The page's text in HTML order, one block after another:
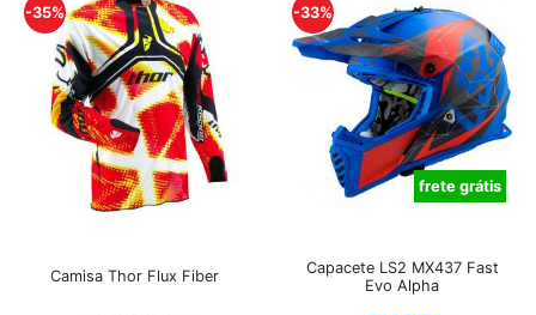
-35%
Camisa Thor Flux Fiber
-33%
frete grátis
Capacete LS2 MX437 Fast
Evo Alpha